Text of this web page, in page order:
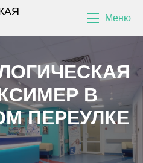
Меню
В
ПЕРЕУЛКЕ